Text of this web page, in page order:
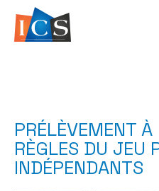
PRÉLÈVEMENT
RÈGLES DU JEU
INDÉPENDANTS